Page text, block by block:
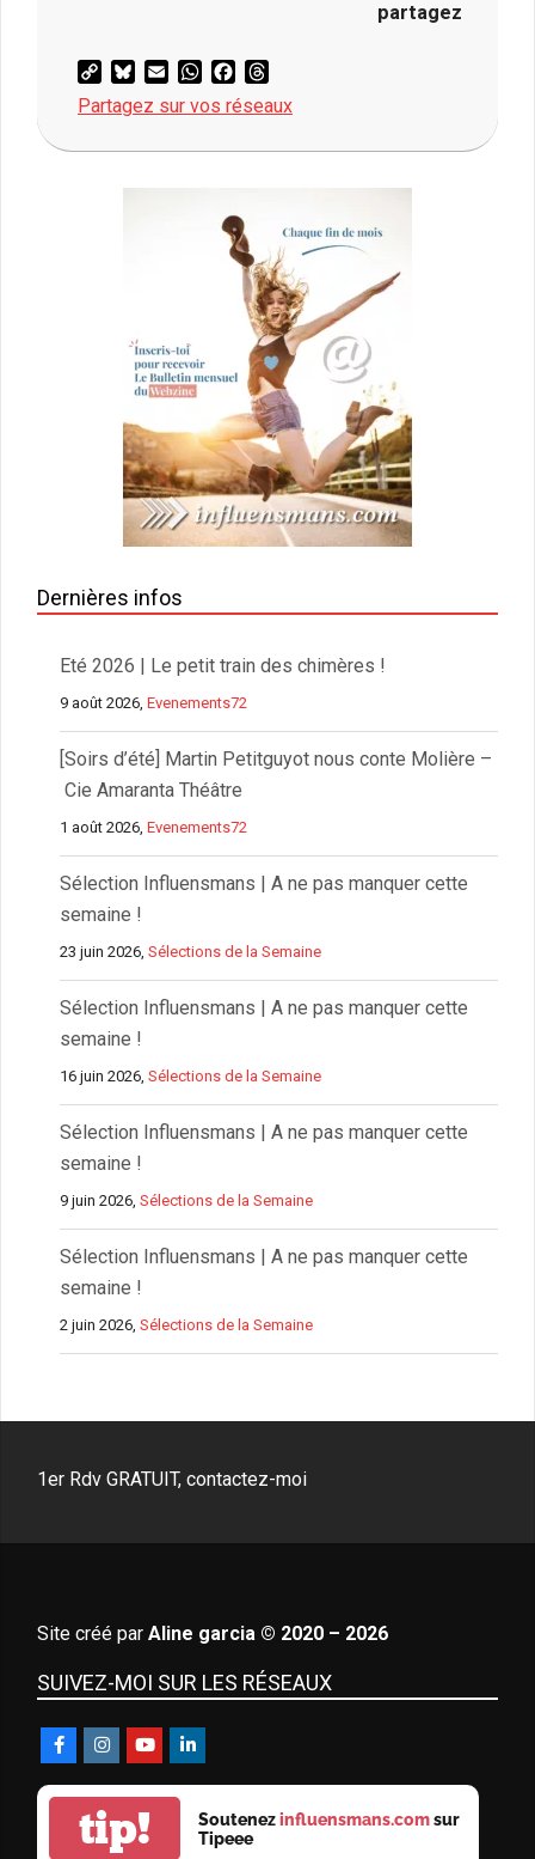
partagez
Copy
Link
Bluesky
Email WhatsAppFacebook
Partagez sur vos réseaux
2024-
Dernières infos
Eté 2026 | Le petit train des chimères !
9 août 2026,Evenements72
[Soirs d’été] Martin Petitguyot nous conte Molière –
Cie Amaranta Théâtre
1 août 2026,Evenements72
Sélection Influensmans | A ne pas manquer cette
semaine !
23 juin 2026,Sélections de la Semaine
Sélection Influensmans | A ne pas manquer cette
semaine !
16 juin 2026,Sélections de la Semaine
Sélection Influensmans | A ne pas manquer cette
semaine !
9 juin 2026,Sélections de la Semaine
Sélection Influensmans | A ne pas manquer cette
semaine !
2 juin 2026,Sélections de la Semaine
1er Rdv GRATUIT, contactez-moi
Site créé par Aline garcia © 2020 – 2026
SUIVEZ-MOI SUR LES RÉSEAUX
tip! Soutenezinfluensmans.comsur
Tipeee